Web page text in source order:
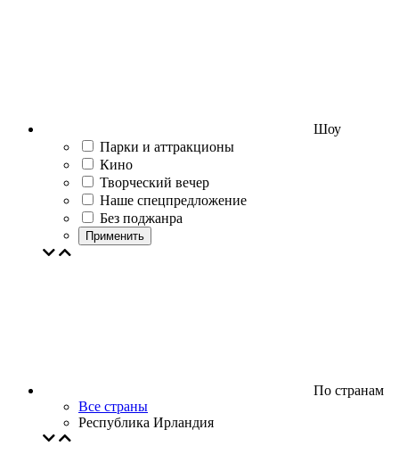
Шоу
Парки и аттракционы
Кино
Творческий вечер
Наше спецпредложение
Без поджанра
Применить
По странам
Все страны
Республика Ирландия